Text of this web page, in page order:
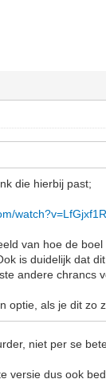
die hierbij past;
van hoe de
is duidelijk dat
andere chrancs
optie, als je dit zo
niet per se
versie dus ook